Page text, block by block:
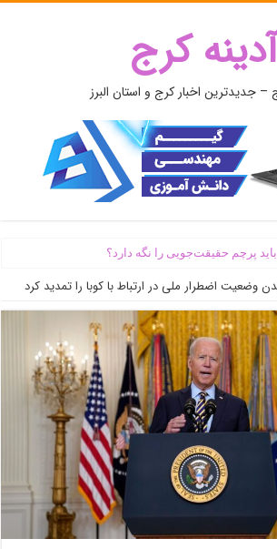
آدینه کرج
– جدیدترین اخبار کرج و استان البرز
پرچم حقیقت‌جویی را نگه دارد؟
وضعیت اضطرار ملی در ارتباط با کوبا را تمدید کرد